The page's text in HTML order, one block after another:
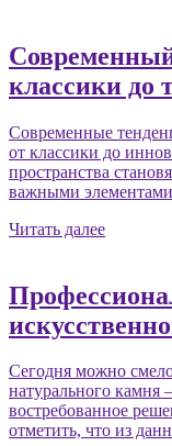
классики до
Современные
от классики до
пространства
важными
Читать далее
Сегодня можно
натурального камня
востребованное
отметить, что из